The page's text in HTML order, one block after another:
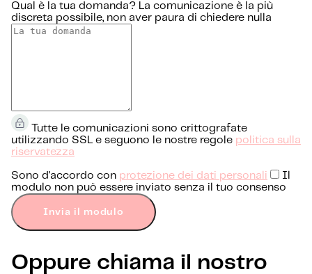
Qual è la tua domanda? La comunicazione è la più
discreta possibile, non aver paura di chiedere nulla
Tutte le comunicazioni sono crittografate
utilizzando SSL e seguono le nostre regole politica sulla
riservatezza
Sono d'accordo con protezione dei dati personali
Il
modulo non può essere inviato senza il tuo consenso
Invia il modulo
Oppure chiama il nostro